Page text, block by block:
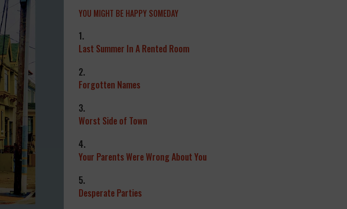
YOU MIGHT BE HAPPY SOMEDAY
1.
Last Summer In A Rented Room
2.
Forgotten Names
3.
Worst Side of Town
4.
Your Parents Were Wrong About You
5.
Desperate Parties